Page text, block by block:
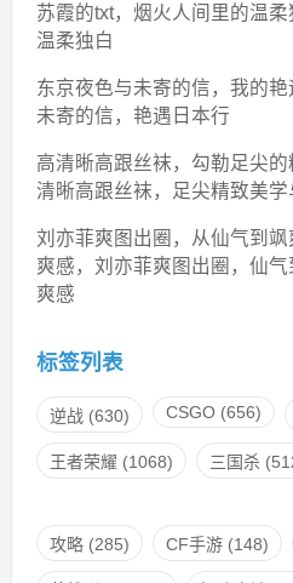
苏霞的txt，烟火人间里的温
温柔独白
东京夜色与未寄的信，我的
未寄的信，艳遇日本行
高清晰高跟丝袜，勾勒足尖
清晰高跟丝袜，足尖精致美学
刘亦菲爽图出圈，从仙气到
爽感，刘亦菲爽图出圈，仙
爽感
标签列表
逆战(630) CSGO(656)
王者荣耀 (1068) 三国杀
攻略(285) CF手游(148)